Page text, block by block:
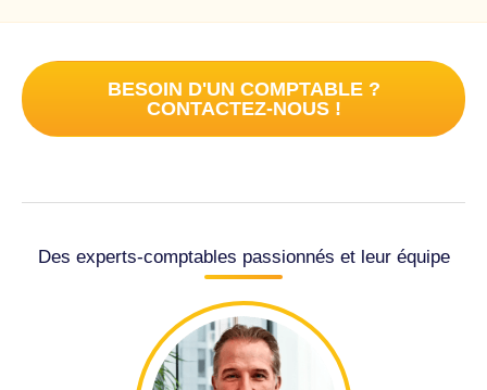
BESOIN D'UN COMPTABLE ?
CONTACTEZ-NOUS !
Des experts-comptables passionnés et leur équipe